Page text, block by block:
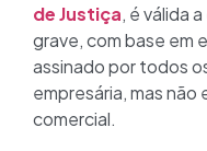
de Justiça, é válida
grave, com base em
assinado por todos
empresária, mas
comercial.